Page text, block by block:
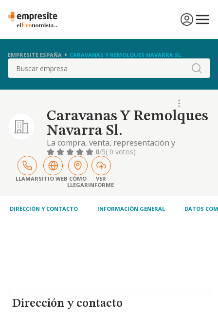
EMPRESITE ESPAÑA CARAVANAS Y REMOLQUES NAVARRA SL.
Buscar
Caravanas Y Remolques
Navarra Sl.
La compra, venta, representación y
distribución de caravanas, remolques y sus
accesorios correspondientes. la
representación, importación, exportación
instalación y distribución de artículos de
camping y otras actividades
0/5( 0 votos)
LLAMARSITIO WEB CÓMO
LLEGAR
VER
INFORME
DIRECCIÓN Y CONTACTO INFORMACIÓN GENERAL DATOS
Dirección y contacto